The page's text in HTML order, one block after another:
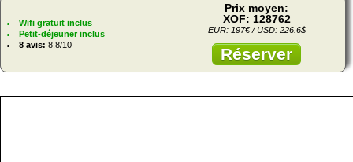
Wifi gratuit inclus
Petit-déjeuner inclus
8 avis: 8.8/10
Prix moyen:
XOF: 128762
EUR: 197€ / USD: 226.6$
Réserver